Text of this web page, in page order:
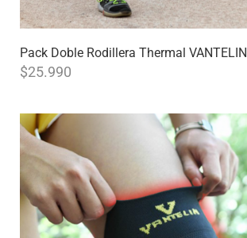
Pack Doble Rodillera Thermal VANTELIN
$25.990